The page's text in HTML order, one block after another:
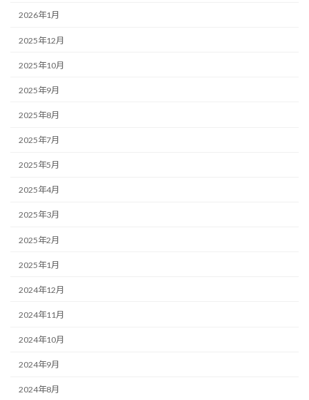
2026年1月
2025年12月
2025年10月
2025年9月
2025年8月
2025年7月
2025年5月
2025年4月
2025年3月
2025年2月
2025年1月
2024年12月
2024年11月
2024年10月
2024年9月
2024年8月